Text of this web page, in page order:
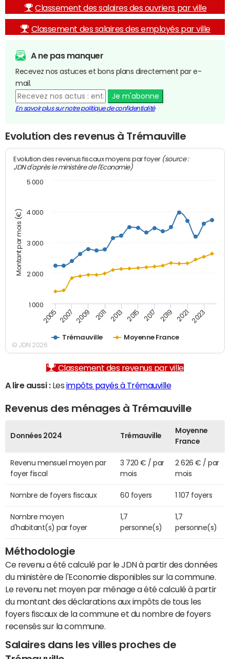
Classement des salaires des ouvriers par ville
Classement des salaires des employés par ville
A ne pas manquer
Recevez nos astuces et bons plans directement par e-
mail.
Je m'abonne
En savoir plus sur notre politique de confidentialité
Evolution des revenus à Trémauville
Montant par mois (€)
Evolution des revenus fiscaux moyens par foyer (source :
JDN d'après le ministère de l'Economie)
Trémauville Moyenne France
2005 2007 2009 2011 2013 2015 2017 2019 2021 2023
1 000
2 000
3 000
4 000
5 000
© JDN 2026
Classement des revenus par ville
A lire aussi :Les impôts payés à Trémauville
Revenus des ménages à Trémauville
Données 2024 Trémauville
Moyenne
France
Revenu mensuel moyen par
foyer fiscal
3 720 € / par
mois
2 626 € / par
mois
Nombre de foyers fiscaux 60 foyers 1 107 foyers
Nombre moyen
d'habitant(s) par foyer
1,7
personne(s)
1,7
personne(s)
Méthodologie
Ce revenu a été calculé par le JDN à partir des données
du ministère de l'Economie disponibles sur la commune.
Le revenu net moyen par ménage a été calculé à partir
du montant des déclarations aux impôts de tous les
foyers fiscaux de la commune et du nombre de foyers
recensés sur la commune.
Salaires dans les villes proches de